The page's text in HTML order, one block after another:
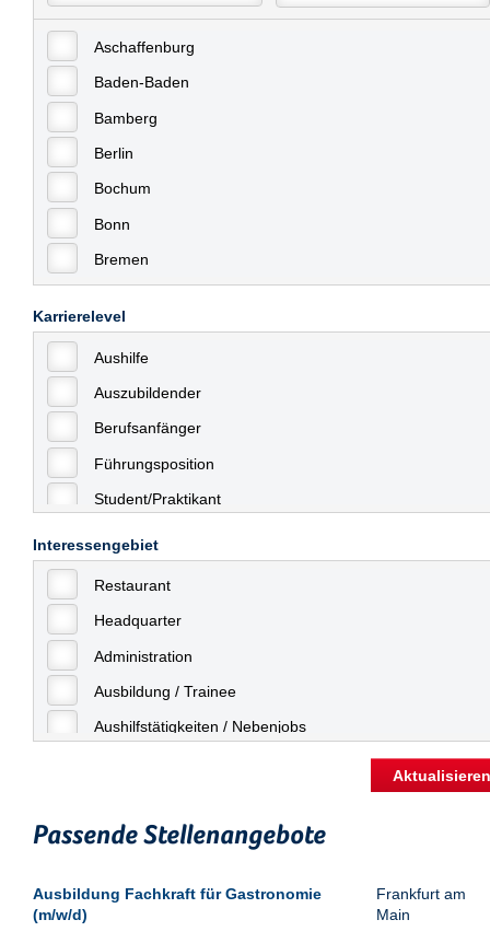
Aschaffenburg
Baden-Baden
Bamberg
Berlin
Bochum
Bonn
Bremen
Celle
Chemnitz
Dessau
Dresden
Düsseldorf
Erfurt
Essen
Frankfurt
Frankfurt am Main
Freiburg
Fulda
Göppingen
Hamburg
Heilbronn
Karrierelevel
Aushilfe
Auszubildender
Berufsanfänger
Führungsposition
Student/Praktikant
Interessengebiet
Restaurant
Headquarter
Administration
Ausbildung / Trainee
Aushilfstätigkeiten / Nebenjobs
Sonstiges
Passende Stellenangebote
Ausbildung Fachkraft für Gastronomie
(m/w/d)
Frankfurt am
Main